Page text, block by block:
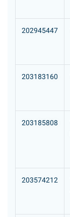
202945447
203183160
203185808
203574212